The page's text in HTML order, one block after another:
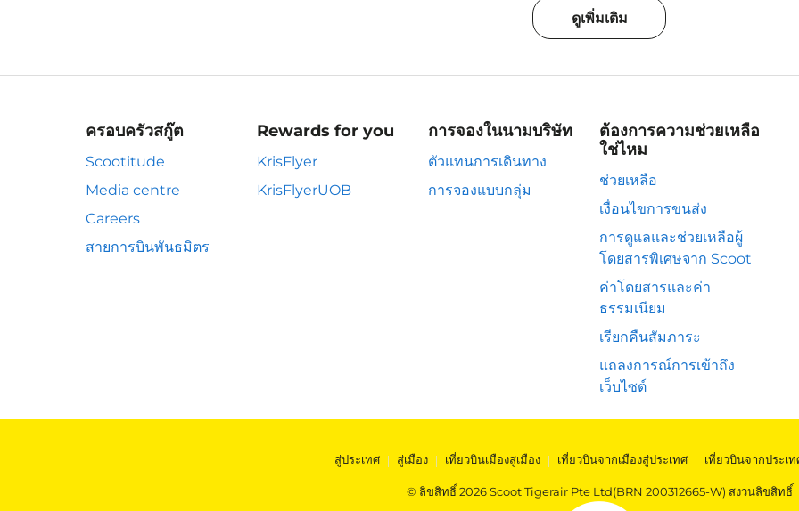
ดูเพิ่มเติม
ครอบครัวสกู๊ต
Scootitude
Media centre
Careers
สายการบินพันธมิตร
Rewards for you
KrisFlyer
KrisFlyerUOB
การจองในนามบริษัท
ตัวแทนการเดินทาง
การจองแบบกลุ่ม
ต้องการความช่วยเหลือ
ใช่ไหม
ช่วยเหลือ
เงื่อนไขการขนส่ง
การดูแลและช่วยเหลือผู้
โดยสารพิเศษจาก Scoot
ค่าโดยสารและค่า
ธรรมเนียม
เรียกคืนสัมภาระ
แถลงการณ์การเข้าถึง
เว็บไซต์
สู่ประเทศ | สู่เมือง | เที่ยวบินเมืองสู่เมือง | เที่ยวบินจากเมืองสู่ประเทศ | เที่ยวบินจากประเท
© ลิขสิทธิ์ 2026 Scoot Tigerair Pte Ltd(BRN 200312665-W) สงวนลิขสิทธิ์